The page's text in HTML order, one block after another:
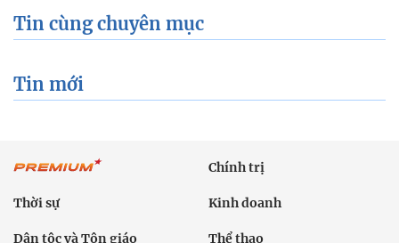
Tin cùng chuyên mục
Tin mới
Chính trị
Thời sự Kinh doanh
Dân tộc và Tôn giáo Thể thao